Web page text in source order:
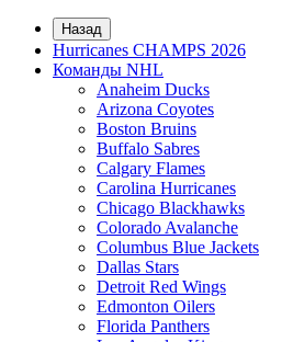
Назад
Hurricanes CHAMPS 2026
Команды NHL
Anaheim Ducks
Arizona Coyotes
Boston Bruins
Buffalo Sabres
Calgary Flames
Carolina Hurricanes
Chicago Blackhawks
Colorado Avalanche
Columbus Blue Jackets
Dallas Stars
Detroit Red Wings
Edmonton Oilers
Florida Panthers